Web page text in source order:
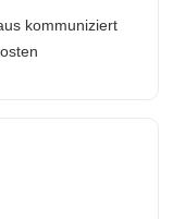
kommuniziert